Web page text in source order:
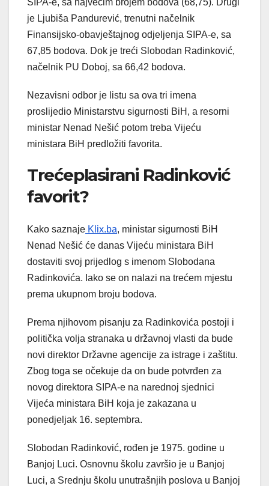
SIPA-e, sa najvećim brojem bodova (68,75). Drugi
je Ljubiša Pandurević, trenutni načelnik
Finansijsko-obavještajnog odjeljenja SIPA-e, sa
67,85 bodova. Dok je treći Slobodan Radinković,
načelnik PU Doboj, sa 66,42 bodova.
Nezavisni odbor je listu sa ova tri imena
proslijedio Ministarstvu sigurnosti BiH, a resorni
ministar Nenad Nešić potom treba Vijeću
ministara BiH predložiti favorita.
Trećeplasirani Radinković
favorit?
Kako saznaje Klix.ba, ministar sigurnosti BiH
Nenad Nešić će danas Vijeću ministara BiH
dostaviti svoj prijedlog s imenom Slobodana
Radinkovića. Iako se on nalazi na trećem mjestu
prema ukupnom broju bodova.
Prema njihovom pisanju za Radinkovića postoji i
politička volja stranaka u državnoj vlasti da bude
novi direktor Državne agencije za istrage i zaštitu.
Zbog toga se očekuje da on bude potvrđen za
novog direktora SIPA-e na narednoj sjednici
Vijeća ministara BiH koja je zakazana u
ponedjeljak 16. septembra.
Slobodan Radinković, rođen je 1975. godine u
Banjoj Luci. Osnovnu školu završio je u Banjoj
Luci, a Srednju školu unutrašnjih poslova u Banjoj